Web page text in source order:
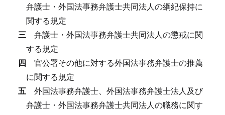
弁護士・外国法事務弁護士共同法人の綱紀保持に
関する規定
三 弁護士・外国法事務弁護士共同法人の懲戒に関
する規定
四 官公署その他に対する外国法事務弁護士の推薦
に関する規定
五 外国法事務弁護士、外国法事務弁護士法人及び
弁護士・外国法事務弁護士共同法人の職務に関す